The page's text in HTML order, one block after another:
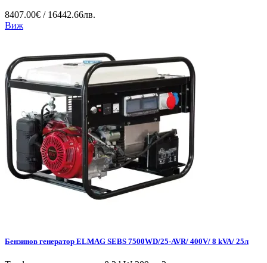
8407.00€ / 16442.66лв.
Виж
Бензинов генератор ELMAG SEBS 7500WD/25-AVR/ 400V/ 8 kVA/ 25л